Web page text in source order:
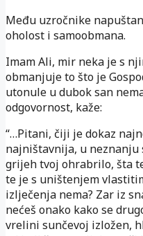
Među uzročnike
oholost i samoobmana.
Imam Ali, mir neka je s
obmanjuje to što je
utonule u dubok san
odgovornost, kaže:
“…Pitani, čiji je dokaz
najništavnija, u neznanju
grijeh tvoj ohrabrilo, šta
te je s uništenjem
izlječenja nema? Zar iz
nećeš onako kako se
vrelini sunčevoj izložen,